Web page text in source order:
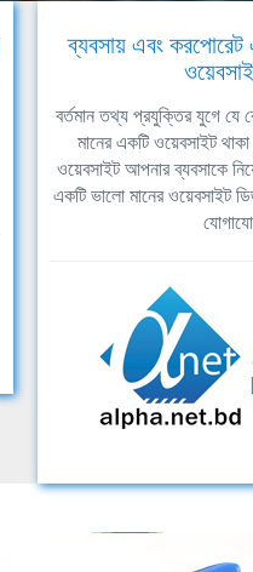
ব্যবসায় এবং করপোরেট
বর্তমান তথ্য প্রযুক্তির যুগে যে
মানের একটি ওয়েবসাইট
ওয়েবসাইট আপনার ব্যবসাকে
একটি ভালো মানের